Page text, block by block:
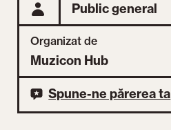
Public general
Organizat de
Muzicon Hub
Spune-ne părerea ta